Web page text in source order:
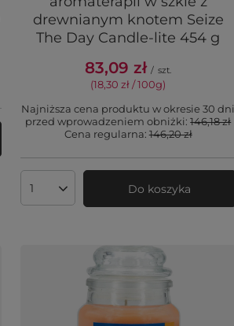
drewnianym knotem Seize
The Day Candle-lite 454 g
83,09 zł / szt.
(18,30 zł / 100g)
Najniższa cena produktu w okresie 30 dni
przed wprowadzeniem obniżki:146,18 zł
Cena regularna:146,20 zł
Ilość produktów Do koszyka